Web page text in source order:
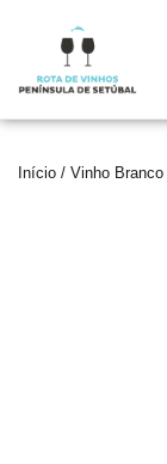
Início / Vinho Branco